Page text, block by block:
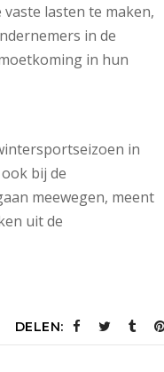
lasten te maken,
in de
in hun
in
bij de
meewegen, meent
uit de
DELEN: